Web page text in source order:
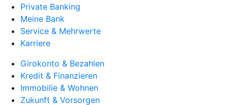
Private Banking
Meine Bank
Service & Mehrwerte
Karriere
Girokonto & Bezahlen
Kredit & Finanzieren
Immobilie & Wohnen
Zukunft & Vorsorgen